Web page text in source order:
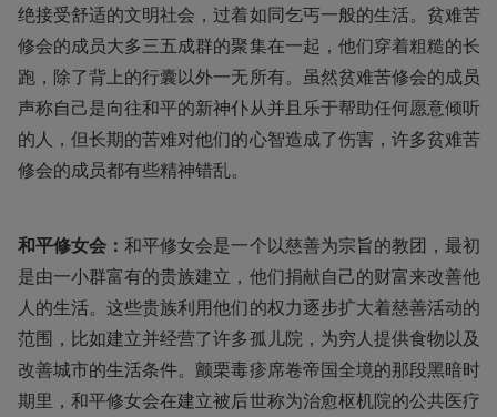
绝接受舒适的文明社会，过着如同乞丐一般的生活。贫难苦
修会的成员大多三五成群的聚集在一起，他们穿着粗糙的长
跑，除了背上的行囊以外一无所有。虽然贫难苦修会的成员
声称自己是向往和平的新神仆从并且乐于帮助任何愿意倾听
的人，但长期的苦难对他们的心智造成了伤害，许多贫难苦
修会的成员都有些精神错乱。
和平修女会：和平修女会是一个以慈善为宗旨的教团，最初
是由一小群富有的贵族建立，他们捐献自己的财富来改善他
人的生活。这些贵族利用他们的权力逐步扩大着慈善活动的
范围，比如建立并经营了许多孤儿院，为穷人提供食物以及
改善城市的生活条件。颤栗毒疹席卷帝国全境的那段黑暗时
期里，和平修女会在建立被后世称为治愈枢机院的公共医疗